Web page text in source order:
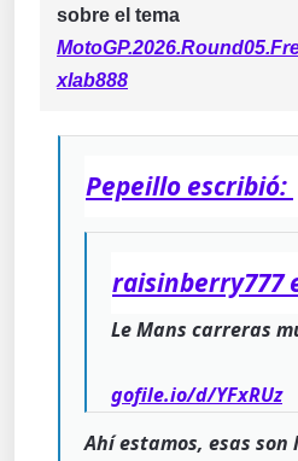
sobre el tema
xlab888
Pepeillo escribió:
raisinberry777
Le Mans carreras
gofile.io/d/YFxRUz
Ahí estamos, esas